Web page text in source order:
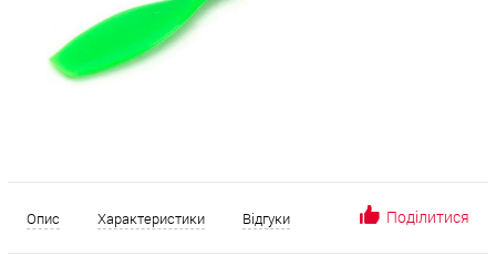
Опис Характеристики Відгуки Поділитися